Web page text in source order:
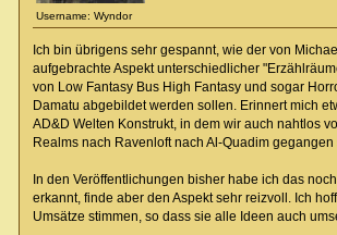
Username: Wyndor
Ich bin übrigens sehr gespannt, wie der von
aufgebrachte Aspekt unterschiedlicher
von Low Fantasy Bus High Fantasy und sogar
Damatu abgebildet werden sollen. Erinnert mich
AD&D Welten Konstrukt, in dem wir auch nahtlos
Realms nach Ravenloft nach Al-Quadim gegangen
In den Veröffentlichungen bisher habe ich das
erkannt, finde aber den Aspekt sehr reizvoll. Ich
Umsätze stimmen, so dass sie alle Ideen auch